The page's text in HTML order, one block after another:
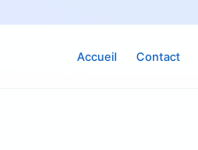
Accueil Contact